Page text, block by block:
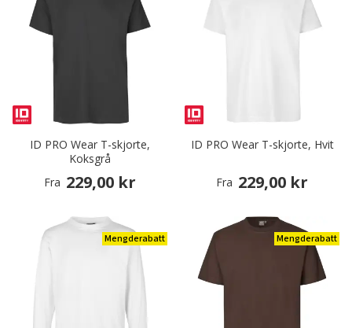
ID PRO Wear T-skjorte,
Koksgrå
Fra 229,00 kr
ID PRO Wear T-skjorte, Hvit
Fra 229,00 kr
Mengderabatt Mengderabatt